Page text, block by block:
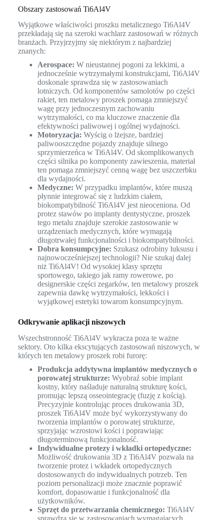
Obszary zastosowań Ti6Al4V
Wyjątkowe właściwości proszku metalicznego Ti6Al4V
przekładają się na szeroki wachlarz zastosowań w różnych
branżach. Przyjrzyjmy się niektórym z najbardziej
znanych:
Aerospace: W nieustannej pogoni za lekkimi, a
jednocześnie wytrzymałymi konstrukcjami, Ti6Al4V
doskonale sprawdza się w zastosowaniach
lotniczych. Od komponentów samolotów po części
rakiet, ten metalowy proszek pomaga zmniejszyć
wagę przy jednoczesnym zachowaniu
wytrzymałości, co ma kluczowe znaczenie dla
efektywności paliwowej i ogólnej wydajności.
Motoryzacja: Wyścig o lżejsze, bardziej
paliwooszczędne pojazdy znajduje silnego
sprzymierzeńca w Ti6Al4V. Od skomplikowanych
części silnika po komponenty zawieszenia, materiał
ten pomaga zmniejszyć cenną wagę bez uszczerbku
dla wydajności.
Medyczne: W przypadku implantów, które muszą
płynnie integrować się z ludzkim ciałem,
biokompatybilność Ti6Al4V jest nieoceniona. Od
protez stawów po implanty dentystyczne, proszek
tego metalu znajduje szerokie zastosowanie w
urządzeniach medycznych, które wymagają
długotrwałej funkcjonalności i biokompatybilności.
Dobra konsumpcyjne: Szukasz odrobiny luksusu i
najnowocześniejszej technologii? Nie szukaj dalej
niż Ti6Al4V! Od wysokiej klasy sprzętu
sportowego, takiego jak ramy rowerowe, po
designerskie części zegarków, ten metalowy proszek
zapewnia dawkę wytrzymałości, lekkości i
wyjątkowej estetyki towarom konsumpcyjnym.
Odkrywanie aplikacji niszowych
Wszechstronność Ti6Al4V wykracza poza te ważne
sektory. Oto kilka ekscytujących zastosowań niszowych, w
których ten metalowy proszek robi furorę:
Produkcja addytywna implantów medycznych o
porowatej strukturze: Wyobraź sobie implant
kostny, który naśladuje naturalną strukturę kości,
promując lepszą osseointegrację (fuzję z kością).
Precyzyjnie kontrolując proces drukowania 3D,
proszek Ti6Al4V może być wykorzystywany do
tworzenia implantów o porowatej strukturze,
sprzyjając wzrostowi kości i poprawiając
długoterminową funkcjonalność.
Indywidualne protezy i wkładki ortopedyczne:
Możliwość drukowania 3D z Ti6Al4V pozwala na
tworzenie protez i wkładek ortopedycznych
dostosowanych do indywidualnych potrzeb. Ten
poziom personalizacji może znacznie poprawić
komfort, dopasowanie i funkcjonalność dla
użytkowników.
Sprzęt do przetwarzania chemicznego: Ti6Al4V